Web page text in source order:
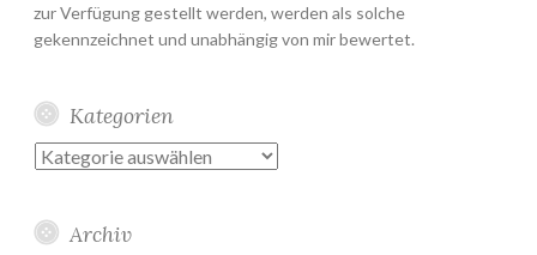
zur Verfügung gestellt werden, werden als solche
gekennzeichnet und unabhängig von mir bewertet.
Kategorien
Kategorien
Archiv